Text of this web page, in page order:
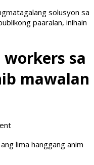
solusyon sa
paaralan, inihain
sa
mawalan
lima hanggang anim